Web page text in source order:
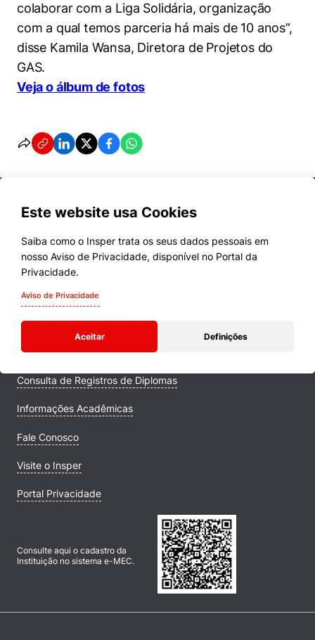
colaborar com a Liga Solidária, organização
com a qual temos parceria há mais de 10 anos”,
disse Kamila Wansa, Diretora de Projetos do
GAS.
Veja o álbum de fotos
Este website usa Cookies
Saiba como o Insper trata os seus dados pessoais em
nosso Aviso de Privacidade, disponível no Portal da
Privacidade.
Aviso de Privacidade
Aceitar Definições
Cursos
Quem Somos
Comunidade Transforme
Campus
Consulta de Registros de Diplomas
Informações Acadêmicas
Fale Conosco
Visite o Insper
Portal Privacidade
Consulte aqui o cadastro da
Instituição no sistema e-MEC.